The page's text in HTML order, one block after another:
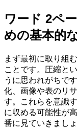
ワード 2ペ
めの基本的
まず最初に取り組
ことです。圧縮と
うに思われがちで
化、画像や表のリ
す。これらを意識
に収める可能性が
番に見ていきましょ